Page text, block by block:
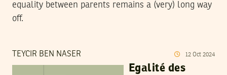
equality between parents remains a (very) long way
off.
TEYCIR BEN NASER 12 Oct 2024
Egalité des